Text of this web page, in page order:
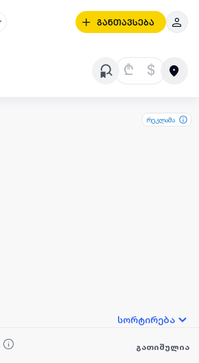
განთავსება
₾ $
რეკლამა
სორტირება
გათიშულია